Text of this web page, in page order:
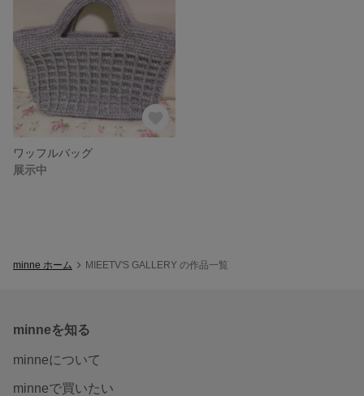
ワッフルバッグ
展示中
minne ホーム MIEETV'S GALLERY の作品一覧
minneを知る
minneについて
minneで買いたい